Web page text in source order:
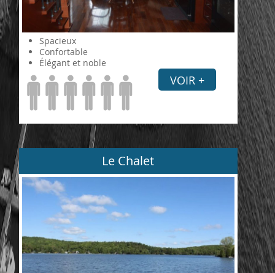
Spacieux
Confortable
Élégant et noble
VOIR +
Le Chalet